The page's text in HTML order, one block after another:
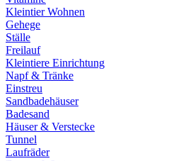
Kleintier Wohnen
Gehege
Ställe
Freilauf
Kleintiere Einrichtung
Napf & Tränke
Einstreu
Sandbadehäuser
Badesand
Häuser & Verstecke
Tunnel
Laufräder